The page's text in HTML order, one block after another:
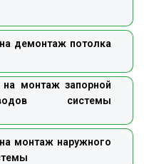
демонтаж потолка
на монтаж запорной
системы
монтаж наружного